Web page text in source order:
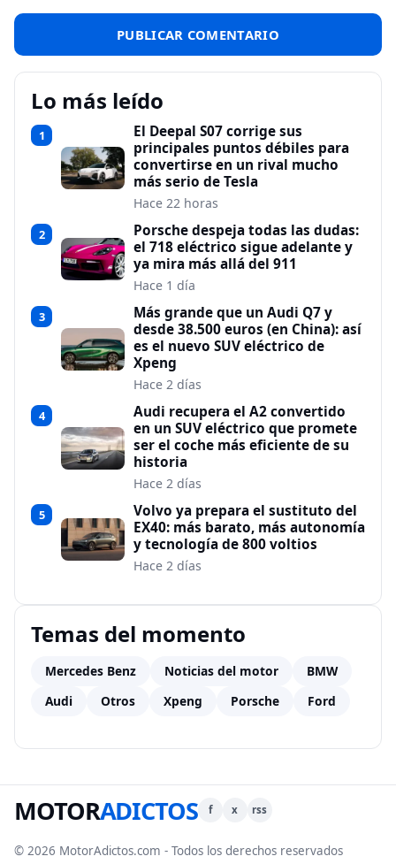
Lo más leído
1
El Deepal S07 corrige sus
principales puntos débiles para
convertirse en un rival mucho
más serio de Tesla
Hace 22 horas
2
Porsche despeja todas las dudas:
el 718 eléctrico sigue adelante y
ya mira más allá del 911
Hace 1 día
3
Más grande que un Audi Q7 y
desde 38.500 euros (en China): así
es el nuevo SUV eléctrico de
Xpeng
Hace 2 días
4
Audi recupera el A2 convertido
en un SUV eléctrico que promete
ser el coche más eficiente de su
historia
Hace 2 días
5
Volvo ya prepara el sustituto del
EX40: más barato, más autonomía
y tecnología de 800 voltios
Hace 2 días
Temas del momento
Mercedes Benz Noticias del motor
BMW
Audi
Otros Xpeng Porsche Ford
MOTORADICTOS f x rss
© 2026 MotorAdictos.com - Todos los derechos reservados